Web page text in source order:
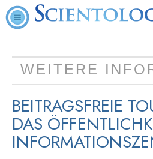
WEITERE
BEITRAGSFREIE
DAS